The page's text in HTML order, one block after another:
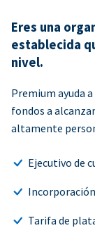
Eres una
establecida
nivel.
Premium ayuda
fondos a
altamente
Ejecutivo de
Tarifa de